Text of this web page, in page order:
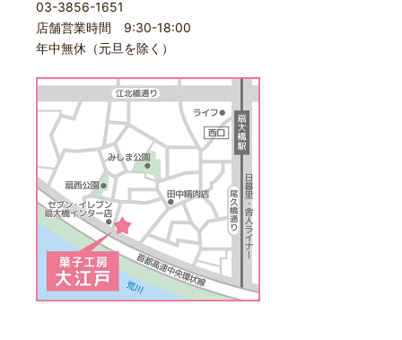
03-3856-1651
店舗営業時間 9:30-18:00
年中無休（元旦を除く）